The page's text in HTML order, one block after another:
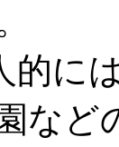
には
など